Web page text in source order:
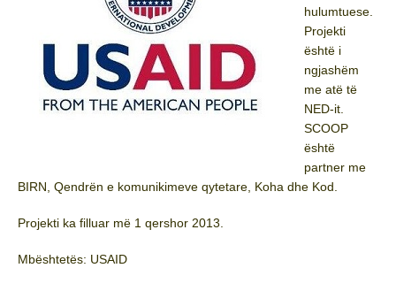
hulumtuese.
Projekti
është i
ngjashëm
me atë të
NED-it.
SCOOP
është
partner me
BIRN, Qendrën e komunikimeve qytetare, Koha dhe Kod.
Projekti ka filluar më 1 qershor 2013.
Mbështetës: USAID